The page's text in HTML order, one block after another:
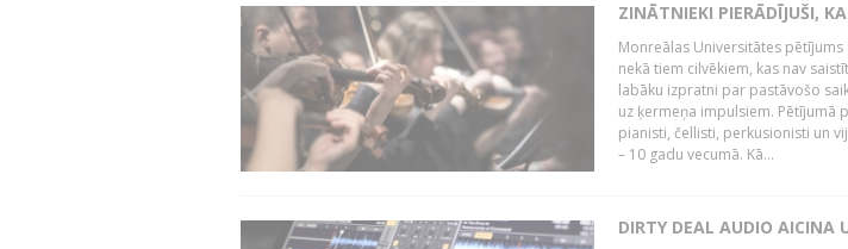
ZINĀTNIEKI PIERĀDĪJUŠI,
Monreālas Universitātes
nekā tiem cilvēkiem, kas nav
labāku izpratni par pastāvošo
uz ķermeņa impulsiem. Pētījumā
pianisti, čellisti, perkusionisti un
– 10 gadu vecumā. Kā...
DIRTY DEAL AUDIO AICINA